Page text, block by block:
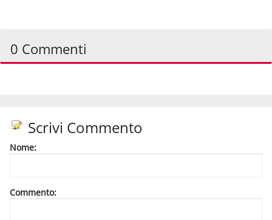
0 Commenti
Scrivi Commento
Nome:
Commento: